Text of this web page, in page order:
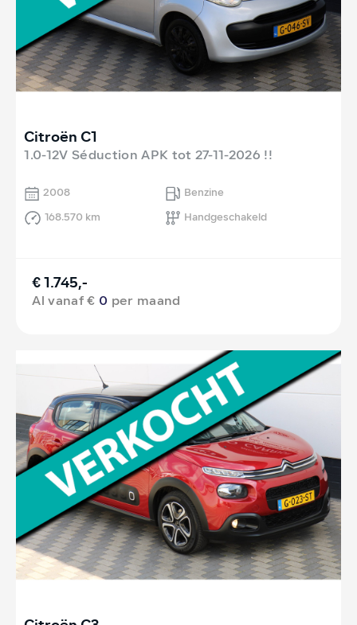
Citroën C1
1.0-12V Séduction APK tot 27-11-2026 !!
2008
Benzine
168.570 km
Handgeschakeld
€ 1.745,-
Al vanaf € 0 per maand